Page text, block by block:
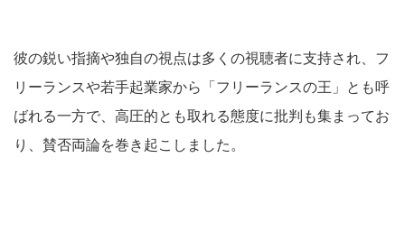
彼の鋭い指摘や独自の視点は多くの視聴者に支持され、フ
リーランスや若手起業家から「フリーランスの王」とも呼
ばれる一方で、高圧的とも取れる態度に批判も集まってお
り、賛否両論を巻き起こしました。